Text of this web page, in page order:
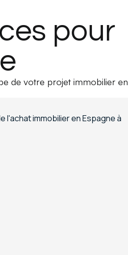
pour
de votre projet immobilier en